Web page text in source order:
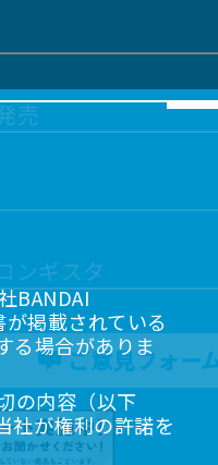
売
ンギスタ
ご意見フォー
BANDAI
掲載されている
る場合がありま
の内容（以下
社が権利の許諾を